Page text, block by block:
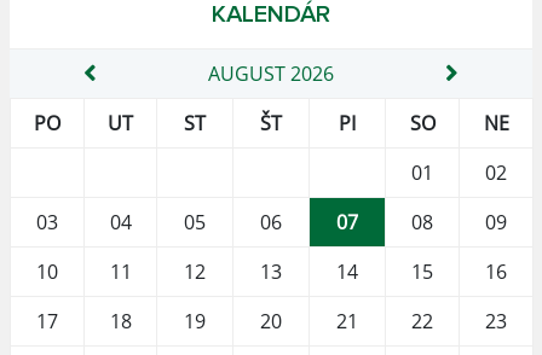
KALENDÁR
AUGUST 2026
PO
UT ST ŠT PI SO
NE
01
02
03
04 05 06 07 08
09
10
11 12 13 14 15
16
17
18 19 20 21 22
23